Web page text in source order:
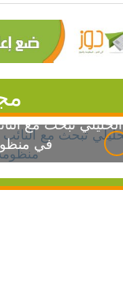
الخليلي تبحث مع
في